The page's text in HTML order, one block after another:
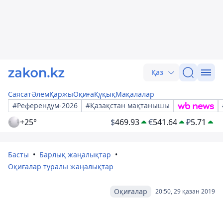
Қаз
СаясатӘлемҚаржыОқиғаҚұқықМақалалар
#Референдум-2026
#Қазақстан мақтанышы
+25° $469.93 €541.64 ₽5.71
Басты
Барлық жаңалықтар
Оқиғалар туралы жаңалықтар
20:50, 29 қазан 2019
Оқиғалар